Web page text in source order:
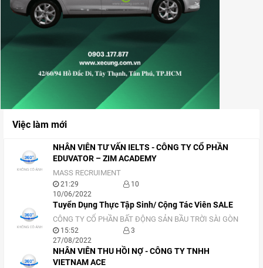
Việc làm mới
NHÂN VIÊN TƯ VẤN IELTS - CÔNG TY CỔ PHẦN
EDUVATOR – ZIM ACADEMY
MASS RECRUIMENT
21:29
10/06/2022
10
Tuyển Dụng Thực Tập Sinh/ Cộng Tác Viên SALE
CÔNG TY CỔ PHẦN BẤT ĐỘNG SẢN BẦU TRỜI SÀI GÒN
15:52
27/08/2022
3
NHÂN VIÊN THU HỒI NỢ - CÔNG TY TNHH
VIETNAM ACE